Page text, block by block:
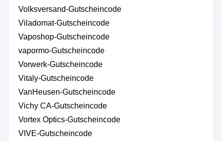
Volksversand-Gutscheincode
Viladomat-Gutscheincode
Vaposhop-Gutscheincode
vapormo-Gutscheincode
Vorwerk-Gutscheincode
Vitaly-Gutscheincode
VanHeusen-Gutscheincode
Vichy CA-Gutscheincode
Vortex Optics-Gutscheincode
VIVE-Gutscheincode